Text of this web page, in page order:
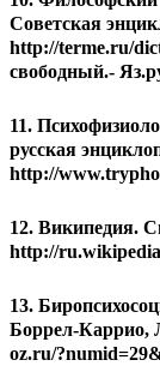
Советская
http://terme.ru/
свободный.-
11.
русская
http://
12. Википедия.
http://
13.
Боррел-Каррио,
oz.ru/